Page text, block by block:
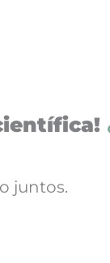
juntos.